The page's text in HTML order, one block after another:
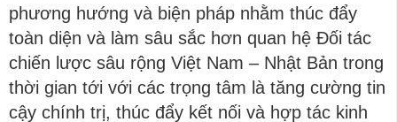
phương hướng và biện pháp nhằm thúc đẩy
toàn diện và làm sâu sắc hơn quan hệ Đối tác
chiến lược sâu rộng Việt Nam – Nhật Bản trong
thời gian tới với các trọng tâm là tăng cường tin
cậy chính trị, thúc đẩy kết nối và hợp tác kinh